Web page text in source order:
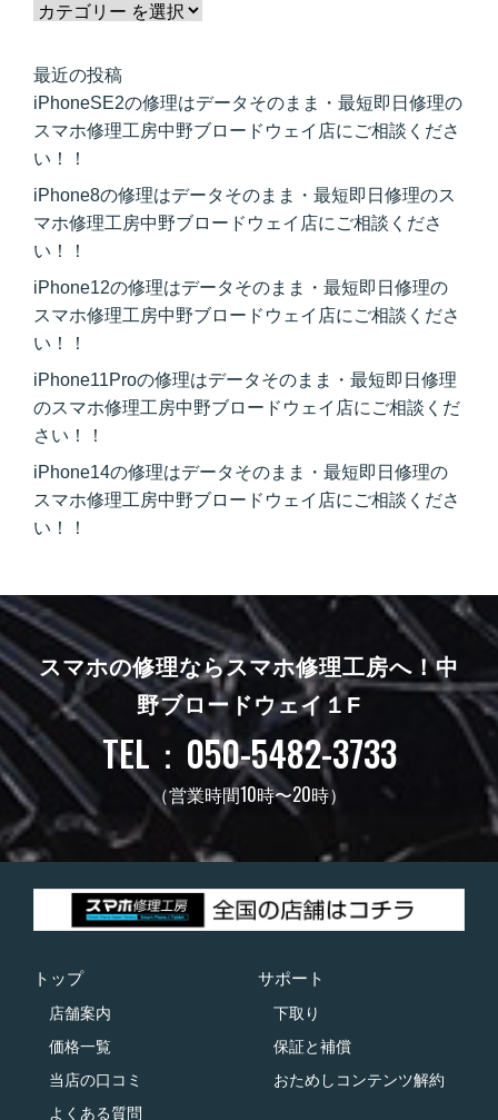
最近の投稿
iPhoneSE2の修理はデータそのまま・最短即日修理の
スマホ修理工房中野ブロードウェイ店にご相談くださ
い！！
iPhone8の修理はデータそのまま・最短即日修理のス
マホ修理工房中野ブロードウェイ店にご相談くださ
い！！
iPhone12の修理はデータそのまま・最短即日修理の
スマホ修理工房中野ブロードウェイ店にご相談くださ
い！！
iPhone11Proの修理はデータそのまま・最短即日修理
のスマホ修理工房中野ブロードウェイ店にご相談くだ
さい！！
iPhone14の修理はデータそのまま・最短即日修理の
スマホ修理工房中野ブロードウェイ店にご相談くださ
い！！
スマホの修理ならスマホ修理工房へ！中
野ブロードウェイ１F
TEL：050-5482-3733
（営業時間10時〜20時）
トップ
店舗案内
価格一覧
当店の口コミ
よくある質問
サポート
下取り
保証と補償
おためしコンテンツ解約